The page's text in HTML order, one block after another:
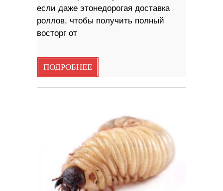
если даже этонедорогая доставка
роллов, чтобы получить полный
восторг от
ПОДРОБНЕЕ